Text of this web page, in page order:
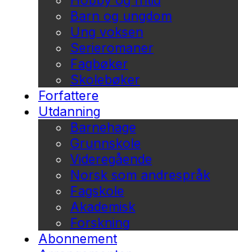
Barn og ungdom
Ung voksen
Serieromaner
Fagbøker
Skolebøker
Forfattere
Utdanning
Barnehage
Grunnskole
Videregående
Norsk som andrespråk
Fagskole
Akademisk
Forskning
Abonnement